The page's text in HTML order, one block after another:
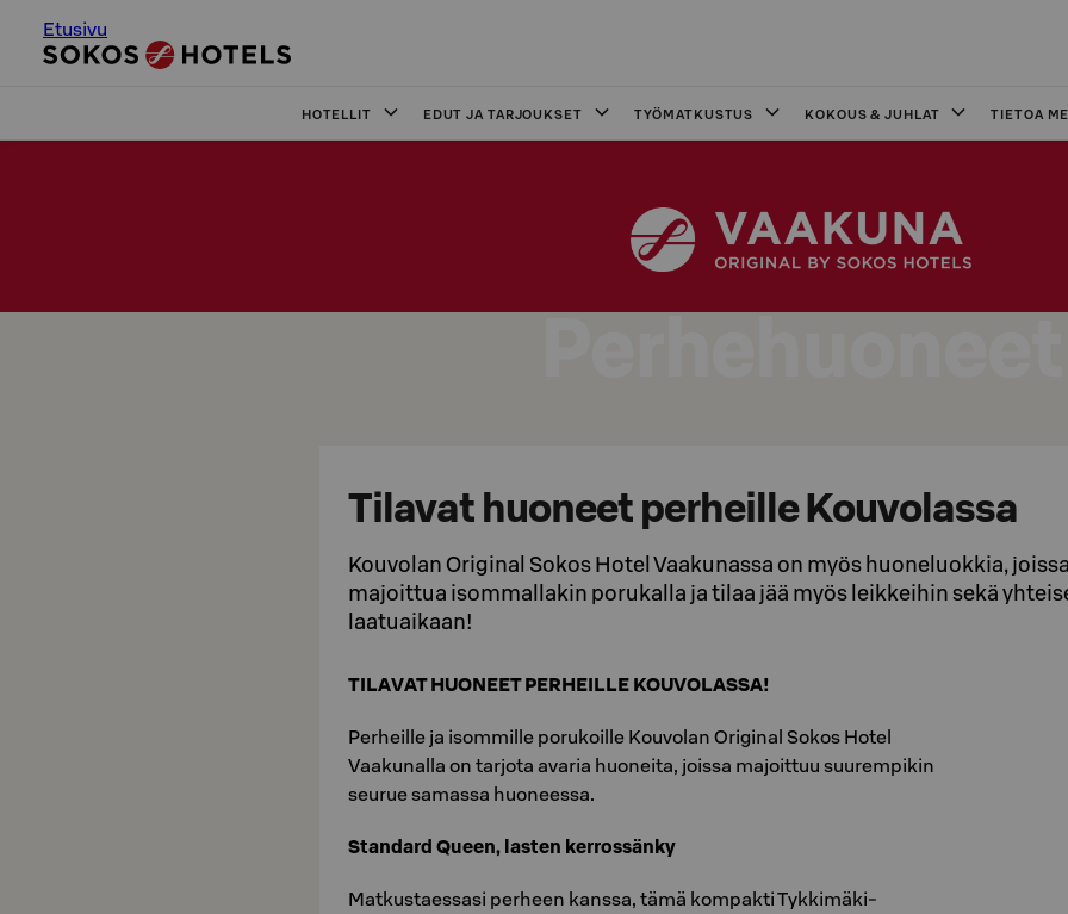
Etusivu
HOTELLIT EDUT JA TARJOUKSET TYÖMATKUSTUS KOKOUS & JUHLAT TIETOA
Perhehuoneet
Tilavat huoneet perheille Kouvolassa
Kouvolan Original Sokos Hotel Vaakunassa on myös huoneluokkia,
majoittua isommallakin porukalla ja tilaa jää myös leikkeihin sekä
laatuaikaan!
TILAVAT HUONEET PERHEILLE KOUVOLASSA!
Perheille ja isommille porukoille Kouvolan Original Sokos Hotel
Vaakunalla on tarjota avaria huoneita, joissa majoittuu suurempikin
seurue samassa huoneessa.
Standard Queen, lasten kerrossänky
Matkustaessasi perheen kanssa, tämä kompakti Tykkimäki-